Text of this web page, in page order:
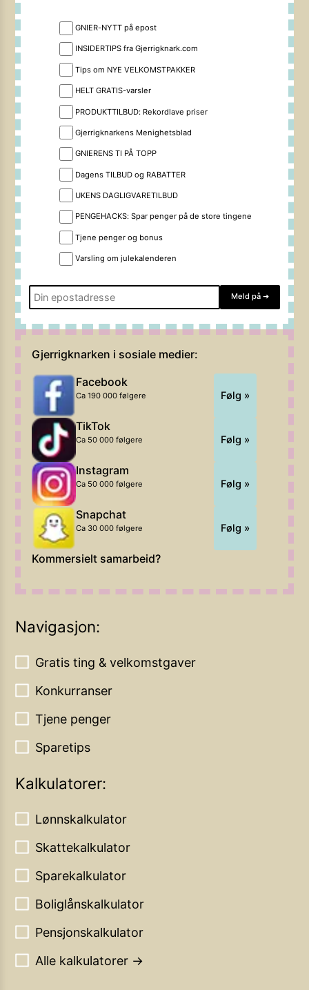
GNIER-NYTT på epost
INSIDERTIPS fra Gjerrigknark.com
Tips om NYE VELKOMSTPAKKER
HELT GRATIS-varsler
PRODUKTTILBUD: Rekordlave priser
Gjerrigknarkens Menighetsblad
GNIERENS TI PÅ TOPP
Dagens TILBUD og RABATTER
UKENS DAGLIGVARETILBUD
PENGEHACKS: Spar penger på de store tingene
Tjene penger og bonus
Varsling om julekalenderen
Meld på ➔
Gjerrigknarken i sosiale medier:
Facebook
Ca 190 000 følgere Følg »
TikTok
Ca 50 000 følgere Følg »
Instagram
Ca 50 000 følgere Følg »
Snapchat
Ca 30 000 følgere Følg »
Kommersielt samarbeid?
Navigasjon:
Gratis ting & velkomstgaver
Konkurranser
Tjene penger
Sparetips
Kalkulatorer:
Lønnskalkulator
Skattekalkulator
Sparekalkulator
Boliglånskalkulator
Pensjonskalkulator
Alle kalkulatorer →